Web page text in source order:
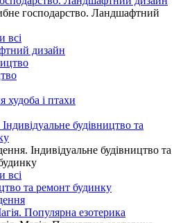
господарство. Ландшафтний
всі
дизайн
худоба і птахи
будівництво та
Індивідуальне будівництво та
всі
та ремонт будинку
Популярна езотерика